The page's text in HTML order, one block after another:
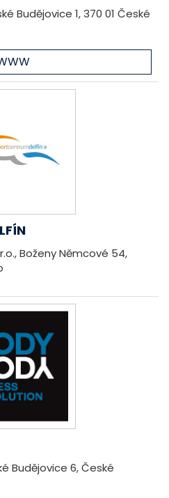
Budějovice 1, 370 01 České
Boženy Němcové 54,
Budějovice 6, České